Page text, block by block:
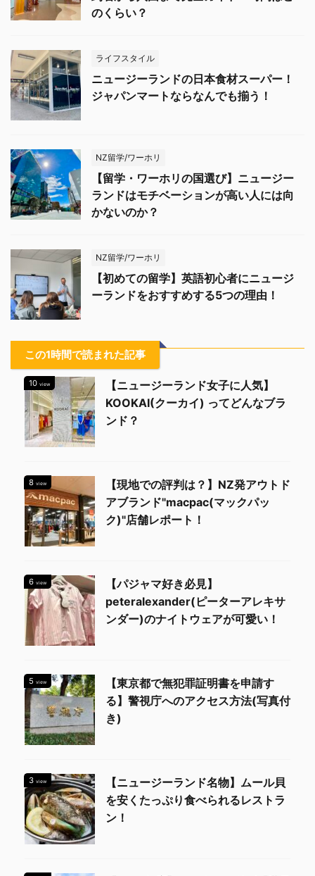
のくらい？
ライフスタイル
ニュージーランドの日本食材スーパー！
ジャパンマートならなんでも揃う！
NZ留学/ワーホリ
【留学・ワーホリの国選び】ニュージー
ランドはモチベーションが高い人には向
かないのか？
NZ留学/ワーホリ
【初めての留学】英語初心者にニュージ
ーランドをおすすめする5つの理由！
この1時間で読まれた記事
10 view
【ニュージーランド女子に人気】
KOOKAI(クーカイ) ってどんなブラ
ンド？
8 view
【現地での評判は？】NZ発アウトド
アブランド"macpac(マックパッ
ク)"店舗レポート！
6 view
【パジャマ好き必見】
peteralexander(ピーターアレキサ
ンダー)のナイトウェアが可愛い！
5 view
【東京都で無犯罪証明書を申請す
る】警視庁へのアクセス方法(写真付
き)
3 view
【ニュージーランド名物】ムール貝
を安くたっぷり食べられるレストラ
ン！